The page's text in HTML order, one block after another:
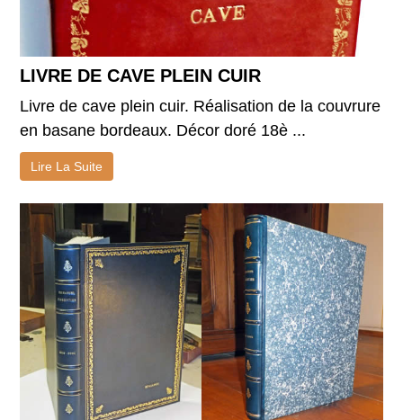
LIVRE DE CAVE PLEIN CUIR
Livre de cave plein cuir. Réalisation de la couvrure
en basane bordeaux. Décor doré 18è ...
Lire La Suite